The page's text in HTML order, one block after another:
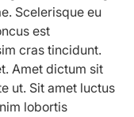
Scelerisque eu
est
cras tincidunt.
Amet dictum sit
ut. Sit amet luctus
lobortis